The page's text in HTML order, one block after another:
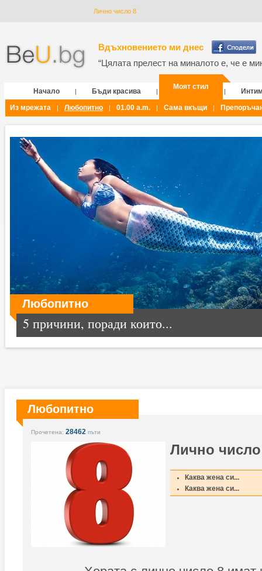
Лично число 8
Вдъхновението ми днес
“Цялата прелест на миналото е, че е
Начало | Бъди красива |
Моят стил
|
Из мрежата
| Любопитно | 01.00 a.m. | Сама вкъщи |
Любопитно
5 причини, поради които...
Любопитно
Прочетена: 28462 пъти
Лично
Каква жена си...
Каква жена си...